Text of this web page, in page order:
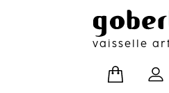
vaisselle